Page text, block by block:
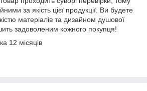
за якість цієї продукції. Ви будете
матеріалів та дизайном душової
задоволеним кожного покупця!
12 місяців